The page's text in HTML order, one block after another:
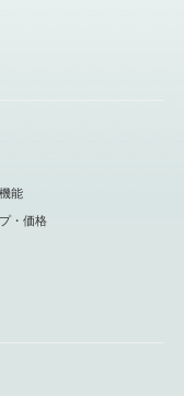
能
・価格